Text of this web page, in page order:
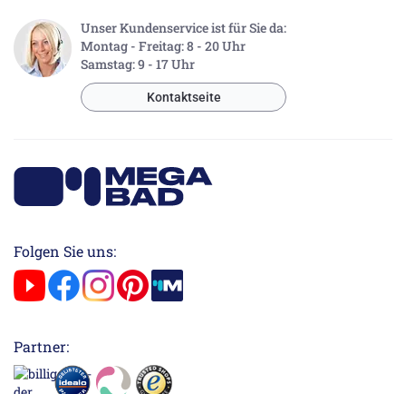
Unser Kundenservice ist für Sie da:
Montag - Freitag: 8 - 20 Uhr
Samstag: 9 - 17 Uhr
Kontaktseite
Folgen Sie uns:
Partner: